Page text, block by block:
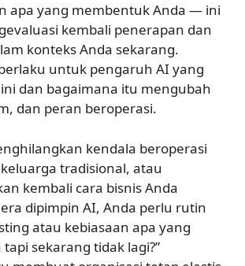
apa yang membentuk Anda — ini
kembali penerapan dan
konteks Anda sekarang.
untuk pengaruh AI yang
dan bagaimana itu mengubah
dan peran beroperasi.
kendala beroperasi
tradisional, atau
kembali cara bisnis Anda
dipimpin AI, Anda perlu rutin
atau kebiasaan apa yang
sekarang tidak lagi?”